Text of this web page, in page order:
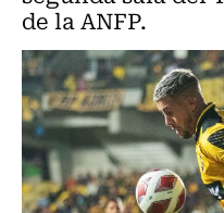
de la ANFP.